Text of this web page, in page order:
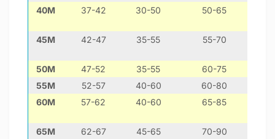
40M
37-42 30-50 50-65
45M 42-47 35-55 55-70
50M 47-52 35-55 60-75
55M
52-57 40-60 60-80
60M
57-62 40-60 65-85
65M 62-67 45-65 70-90